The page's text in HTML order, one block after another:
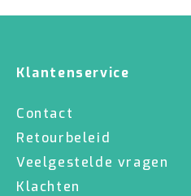
Klantenservice
Contact
Retourbeleid
Veelgestelde vragen
Klachten